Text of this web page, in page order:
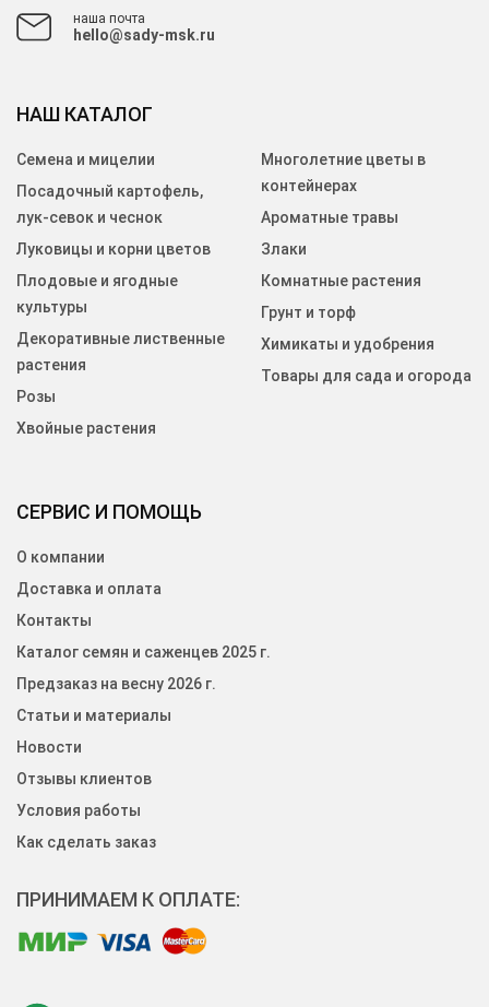
наша почта
hello@sady-msk.ru
СЕРВИС И ПОМОЩЬ
О компании
Доставка и оплата
Контакты
Каталог семян и саженцев 2025 г.
Предзаказ на весну 2026 г.
Статьи и материалы
Новости
Отзывы клиентов
Условия работы
Как сделать заказ
НАШ КАТАЛОГ
Семена и мицелии
Посадочный картофель,
лук-севок и чеснок
Луковицы и корни цветов
Плодовые и ягодные
культуры
Декоративные лиственные
растения
Розы
Хвойные растения
Многолетние цветы в
контейнерах
Ароматные травы
Злаки
Комнатные растения
Грунт и торф
Химикаты и удобрения
Товары для сада и огорода
ПРИНИМАЕМ К ОПЛАТЕ: